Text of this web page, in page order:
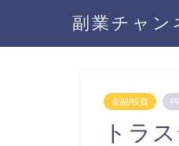
副業チャン
金融/投資
トラ